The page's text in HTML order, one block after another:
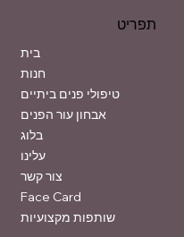
תפריט
בית
חנות
טיפולי פנים ביתיים
אבחון עור הפנים
בלוג
עלינו
צור קשר
Face Card
שותפות מקצועיות